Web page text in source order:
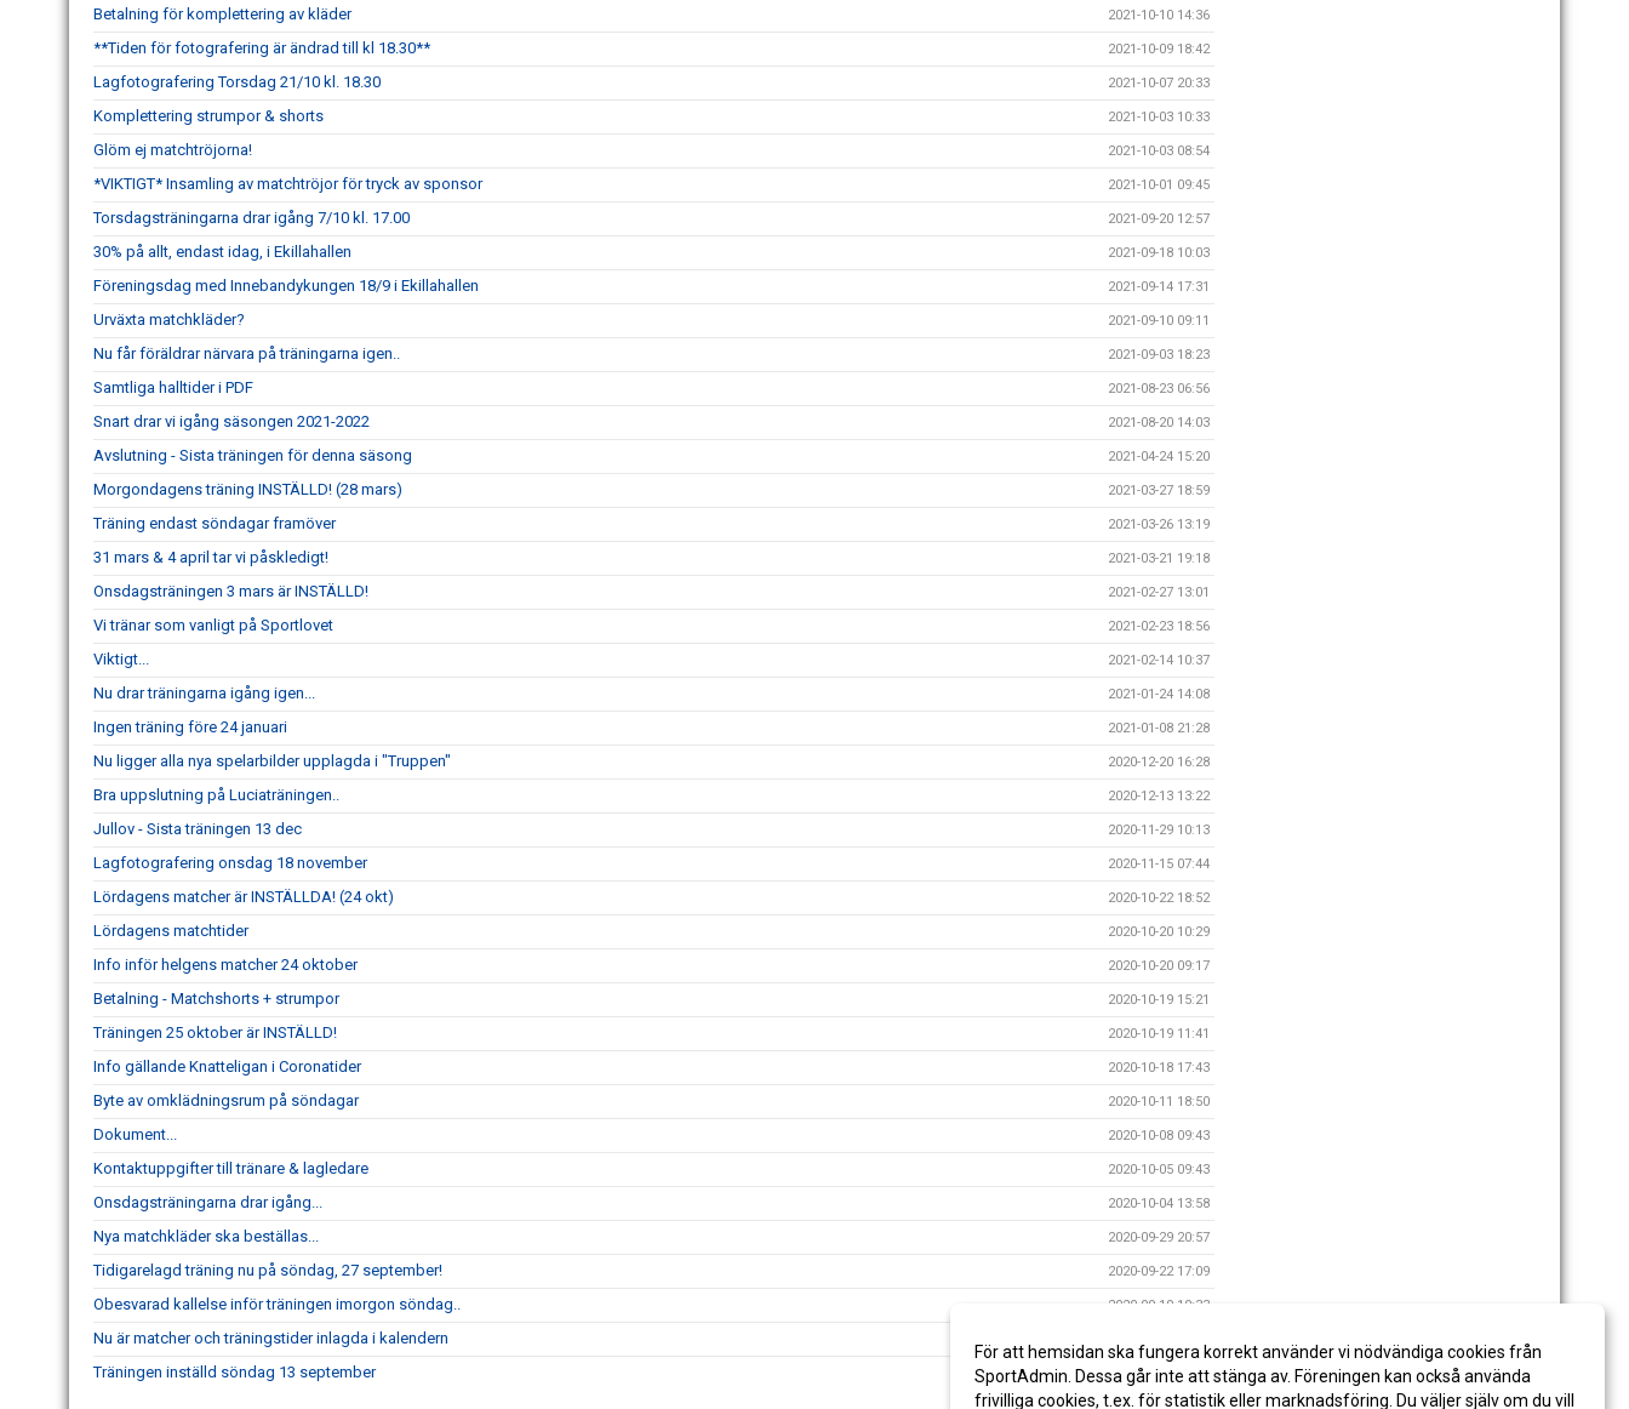
Betalning för komplettering av kläder 2021-10-10 14:36
**Tiden för fotografering är ändrad till kl 18.30** 2021-10-09 18:42
Lagfotografering Torsdag 21/10 kl. 18.30 2021-10-07 20:33
Komplettering strumpor & shorts 2021-10-03 10:33
Glöm ej matchtröjorna! 2021-10-03 08:54
*VIKTIGT* Insamling av matchtröjor för tryck av sponsor 2021-10-01 09:45
Torsdagsträningarna drar igång 7/10 kl. 17.00 2021-09-20 12:57
30% på allt, endast idag, i Ekillahallen 2021-09-18 10:03
Föreningsdag med Innebandykungen 18/9 i Ekillahallen 2021-09-14 17:31
Urväxta matchkläder? 2021-09-10 09:11
Nu får föräldrar närvara på träningarna igen.. 2021-09-03 18:23
Samtliga halltider i PDF 2021-08-23 06:56
Snart drar vi igång säsongen 2021-2022 2021-08-20 14:03
Avslutning - Sista träningen för denna säsong 2021-04-24 15:20
Morgondagens träning INSTÄLLD! (28 mars) 2021-03-27 18:59
Träning endast söndagar framöver 2021-03-26 13:19
31 mars & 4 april tar vi påskledigt! 2021-03-21 19:18
Onsdagsträningen 3 mars är INSTÄLLD! 2021-02-27 13:01
Vi tränar som vanligt på Sportlovet 2021-02-23 18:56
Viktigt... 2021-02-14 10:37
Nu drar träningarna igång igen... 2021-01-24 14:08
Ingen träning före 24 januari 2021-01-08 21:28
Nu ligger alla nya spelarbilder upplagda i "Truppen" 2020-12-20 16:28
Bra uppslutning på Luciaträningen.. 2020-12-13 13:22
Jullov - Sista träningen 13 dec 2020-11-29 10:13
Lagfotografering onsdag 18 november 2020-11-15 07:44
Lördagens matcher är INSTÄLLDA! (24 okt) 2020-10-22 18:52
Lördagens matchtider 2020-10-20 10:29
Info inför helgens matcher 24 oktober 2020-10-20 09:17
Betalning - Matchshorts + strumpor 2020-10-19 15:21
Träningen 25 oktober är INSTÄLLD! 2020-10-19 11:41
Info gällande Knatteligan i Coronatider 2020-10-18 17:43
Byte av omklädningsrum på söndagar 2020-10-11 18:50
Dokument... 2020-10-08 09:43
Kontaktuppgifter till tränare & lagledare 2020-10-05 09:43
Onsdagsträningarna drar igång... 2020-10-04 13:58
Nya matchkläder ska beställas... 2020-09-29 20:57
Tidigarelagd träning nu på söndag, 27 september! 2020-09-22 17:09
Obesvarad kallelse inför träningen imorgon söndag.. 2020-09-19 10:33
Nu är matcher och träningstider inlagda i kalendern
Träningen inställd söndag 13 september 2020-09-06 20:42
För att hemsidan ska fungera korrekt använder vi nödvändiga cookies från
SportAdmin. Dessa går inte att stänga av. Föreningen kan också använda
frivilliga cookies, t.ex. för statistik eller marknadsföring. Du väljer själv om du vill